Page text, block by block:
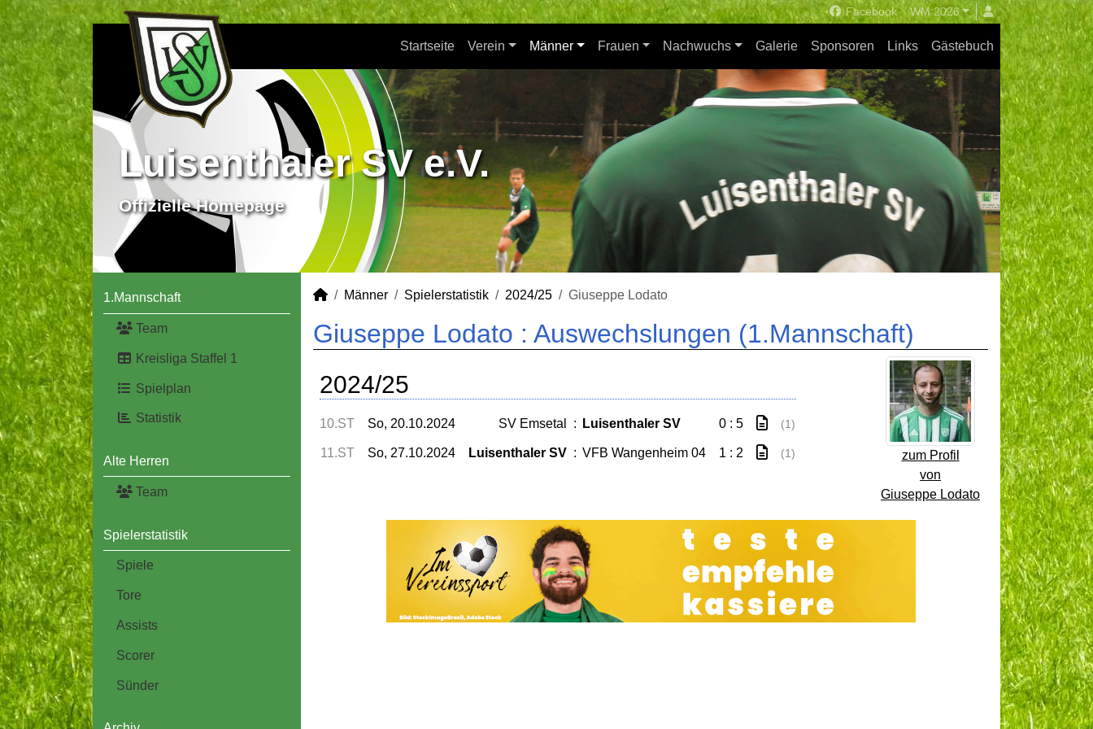
Facebook WM 2026
Startseite Verein Männer Frauen Nachwuchs Galerie Sponsoren Links Gästebuch
Luisenthaler SV e.V.
Offizielle Homepage
1.Mannschaft
Team
Kreisliga Staffel 1
Spielplan
Statistik
Alte Herren
Team
Spielerstatistik
Spiele
Tore
Assists
Scorer
Sünder
Männer Spielerstatistik 2024/25 Giuseppe Lodato
Giuseppe Lodato : Auswechslungen (1.Mannschaft)
zum Profil
von
Giuseppe Lodato
2024/25
10.ST So, 20.10.2024 SV Emsetal : Luisenthaler SV 0 : 5 (1)
11.ST So, 27.10.2024 Luisenthaler SV : VFB Wangenheim 04 1 : 2 (1)